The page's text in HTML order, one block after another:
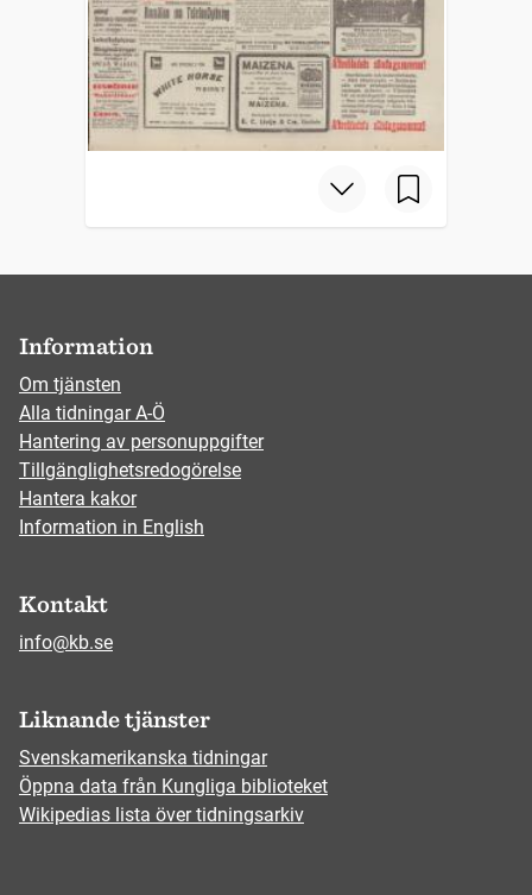
Information
Om tjänsten
Alla tidningar A-Ö
Hantering av personuppgifter
Tillgänglighetsredogörelse
Hantera kakor
Information in English
Kontakt
info@kb.se
Liknande tjänster
Svenskamerikanska tidningar
Öppna data från Kungliga biblioteket
Wikipedias lista över tidningsarkiv